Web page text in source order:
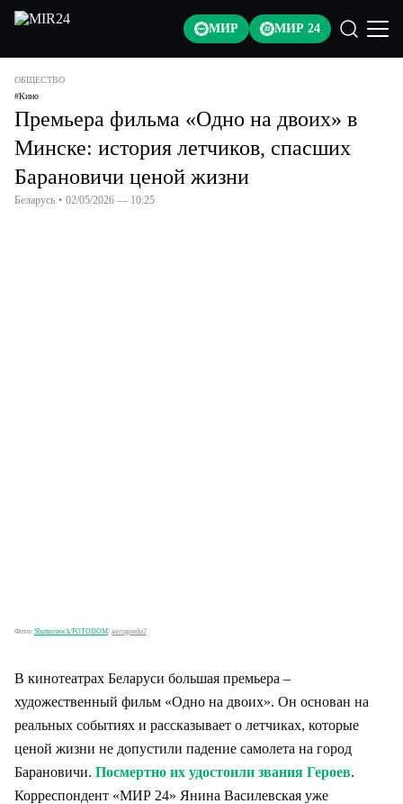
МИР МИР 24
ОБЩЕСТВО
#Кино
Премьера фильма «Одно на двоих» в
Минске: история летчиков, спасших
Барановичи ценой жизни
Беларусь • 02/05/2026 — 10:25
Фото: Shutterstock/FOTODOM/ aerogondo2
В кинотеатрах Беларуси большая премьера –
художественный фильм «Одно на двоих». Он основан на
реальных событиях и рассказывает о летчиках, которые
ценой жизни не допустили падение самолета на город
Барановичи. Посмертно их удостоили звания Героев.
Корреспондент «МИР 24» Янина Василевская уже